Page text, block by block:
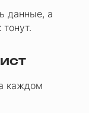
данные, а
каждом